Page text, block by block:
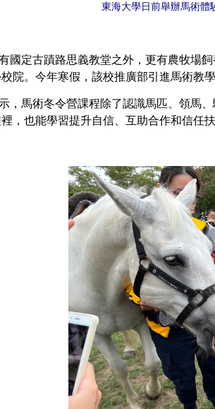
東海大學日前舉辦馬術體
定古蹟路思義教堂之外，更有農牧場
院。今年寒假，該校推廣部引進馬術教
馬術冬令營課程除了認識馬匹、領馬
，也能學習提升自信、互助合作和信任